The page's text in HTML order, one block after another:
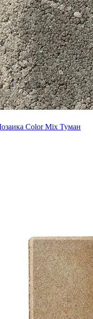
Color Mix Туман